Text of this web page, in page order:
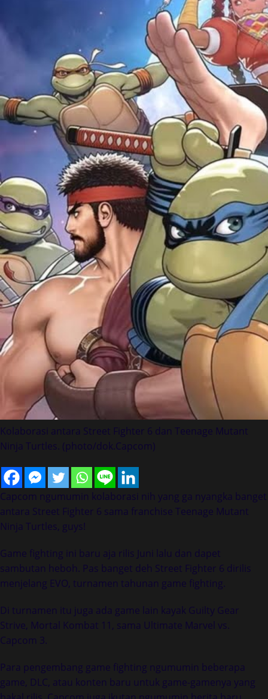
Kolaborasi antara Street Fighter 6 dan Teenage Mutant
Ninja Turtles. (photo/dok.Capcom)
Capcom ngumumin kolaborasi nih yang ga nyangka banget
antara Street Fighter 6 sama franchise Teenage Mutant
Ninja Turtles, guys!
Game fighting ini baru aja rilis Juni lalu dan dapet
sambutan heboh. Pas banget deh Street Fighter 6 dirilis
menjelang EVO, turnamen tahunan game fighting.
Di turnamen itu juga ada game lain kayak Guilty Gear
Strive, Mortal Kombat 11, sama Ultimate Marvel vs.
Capcom 3.
Para pengembang game fighting ngumumin beberapa
game, DLC, atau konten baru untuk game-gamenya yang